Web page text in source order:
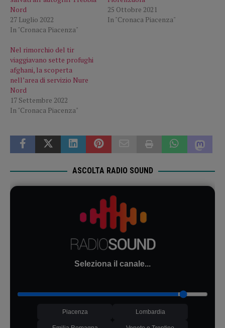
Nord
27 Luglio 2022
In "Cronaca Piacenza"
25 Ottobre 2021
In "Cronaca Piacenza"
Nel rimorchio del tir
viaggiavano sette profughi
afghani, la scoperta
nell’area di servizio Nure
Nord
17 Settembre 2022
In "Cronaca Piacenza"
ASCOLTA RADIO SOUND
Seleziona il canale...
Piacenza Lombardia